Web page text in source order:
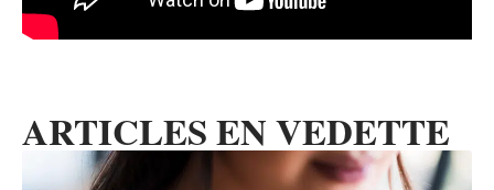
ARTICLES EN VEDETTE